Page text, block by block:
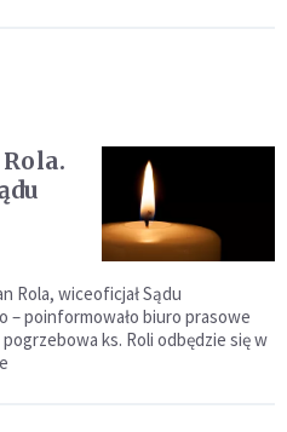
Rola, wiceoficjał Sądu
– poinformowało biuro prasowe
ks. Roli odbędzie się w